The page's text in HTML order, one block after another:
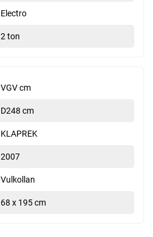
Electro
2 ton
VGV cm
D248 cm
KLAPREK
2007
Vulkollan
68 x 195 cm